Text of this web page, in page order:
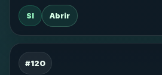
SI Abrir
#120